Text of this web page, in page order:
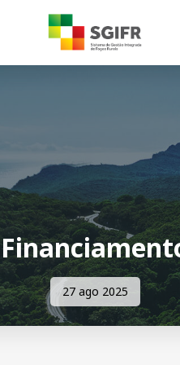
27 ago 2025